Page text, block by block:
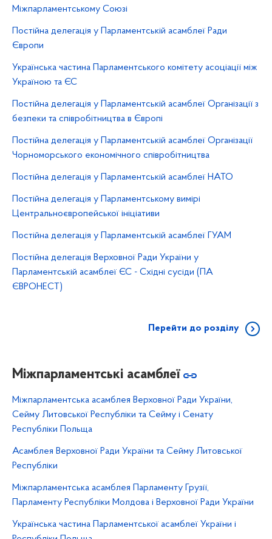
Міжпарламентському Союзі
Постійна делегація у Парламентській асамблеї Ради
Європи
Українська частина Парламентського комітету асоціації між
Україною та ЄС
Постійна делегація у Парламентській асамблеї Організації з
безпеки та співробітництва в Європі
Постійна делегація у Парламентській асамблеї Організації
Чорноморського економічного співробітництва
Постійна делегація у Парламентській асамблеї НАТО
Постійна делегація у Парламентському вимірі
Центральноєвропейської ініціативи
Постійна делегація у Парламентській асамблеї ГУАМ
Постійна делегація Верховної Ради України у
Парламентській асамблеї ЄС - Східні сусіди (ПА
ЄВРОНЕСТ)
Перейти до розділу
Міжпарламентські асамблеї
Міжпарламентська асамблея Верховної Ради України,
Сейму Литовської Республіки та Сейму і Сенату
Республіки Польща
Асамблея Верховної Ради України та Сейму Литовської
Республіки
Міжпарламентська асамблея Парламенту Грузії,
Парламенту Республіки Молдова і Верховної Ради України
Українська частина Парламентської асамблеї України і